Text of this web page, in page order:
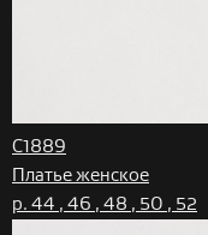
C1889
Платье женское
р. 44 , 46 , 48 , 50 , 52